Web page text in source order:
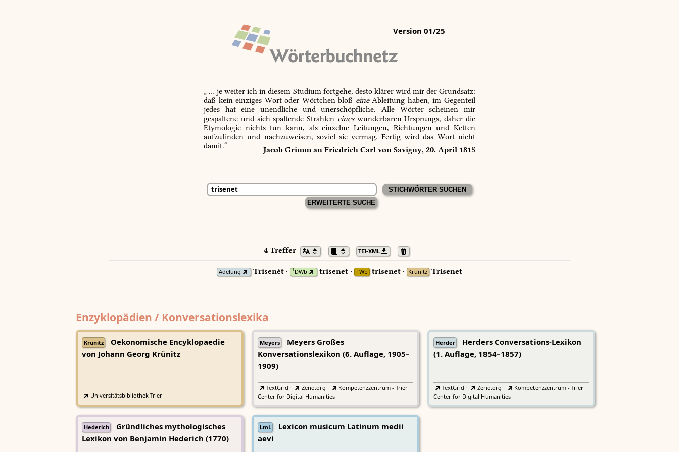
Version 01/25
„ … je weiter ich in diesem Studium fortgehe, desto klärer wird mir der Grundsatz:
daß kein einziges Wort oder Wörtchen bloß eineAbleitung haben, im Gegenteil
jedes hat eine unendliche und unerschöpfliche. Alle Wörter scheinen mir
gespaltene und sich spaltende Strahlen eineswunderbaren Ursprungs, daher die
Etymologie nichts tun kann, als einzelne Leitungen, Richtungen und Ketten
aufzufinden und nachzuweisen, soviel sie vermag. Fertig wird das Wort nicht
damit.“
Jacob Grimm an Friedrich Carl von Savigny, 20. April 1815
ERWEITERTE SUCHE
4 Treffer TEI-XML
Adelung Trisenét · 1DWb trisenet · FWb trisenet · Krünitz Trisenet
Enzyklopädien / Konversationslexika
Krünitz
Oekonomische Encyklopaedie
von Johann Georg Krünitz
Universitätsbibliothek Trier
Meyers
Meyers Großes
Konversationslexikon (6. Auflage, 1905–
1909)
TextGrid · Zeno.org ·
Kompetenzzentrum - Trier
Center for Digital Humanities
Herder
Herders Conversations-Lexikon
(1. Auflage, 1854–1857)
TextGrid · Zeno.org ·
Kompetenzzentrum - Trier
Center for Digital Humanities
Hederich
Gründliches mythologisches
Lexikon von Benjamin Hederich (1770)
LmL
Lexicon musicum Latinum medii
aevi